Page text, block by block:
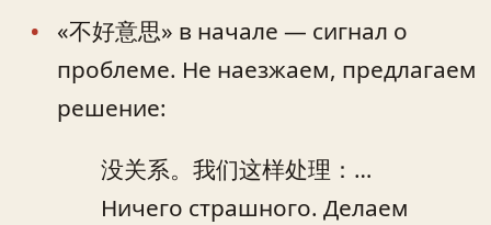
«不好意思» в начале — сигнал о
проблеме. Не наезжаем, предлагаем
решение:
没关系。我们这样处理：…
Ничего страшного. Делаем